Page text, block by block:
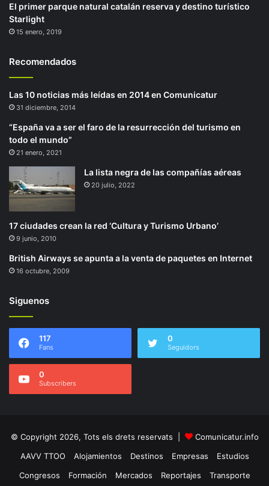
El primer parque natural catalán reserva y destino turístico
Starlight
15 enero, 2019
Recomendados
Las 10 noticias más leídas en 2014 en Comunicatur
31 diciembre, 2014
“España va a ser el faro de la resurrección del turismo en
todo el mundo”
21 enero, 2021
La lista negra de las compañías aéreas
20 julio, 2022
17 ciudades crean la red ‘Cultura y Turismo Urbano’
9 junio, 2010
British Airways se apunta a la venta de paquetes en Internet
16 octubre, 2009
Siguenos
117
Fans
0
Seguidors
0
Subscribers
© Copyright 2026, Tots els drets reservats |
Comunicatur.info
AAVV TTOO
Alojamientos Destinos Empresas
Estudios
Congresos
Formación Mercados Reportajes Transporte